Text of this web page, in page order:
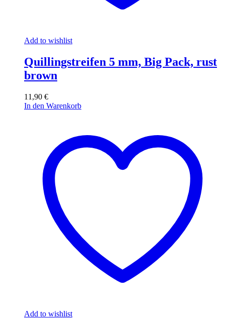
Add to wishlist
Quillingstreifen 5 mm, Big Pack, rust
brown
11,90 €
In den Warenkorb
Add to wishlist